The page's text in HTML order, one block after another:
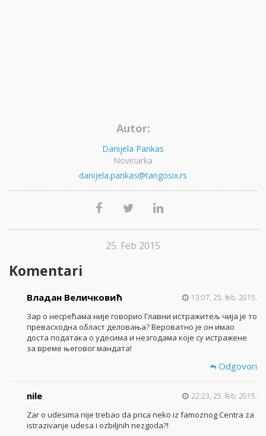
Autor:
Danijela Pankas
Novinarka
danijela.pankas@tangosix.rs
25. Feb 2015
Komentari
Владан Величковић 13:07, 25. feb. 2015.
Зар о несрећама није говорио Главни истражитељ чија је то
превасходна област деловања? Вероватно је он имао
доста података о удесима и незгодама које су истражене
за време његовог мандата!
Odgovori
nile 22:23, 25. feb. 2015.
Zar o udesima nije trebao da prica neko iz famoznog Centra za
istrazivanje udesa i ozbiljnih nezgoda?!